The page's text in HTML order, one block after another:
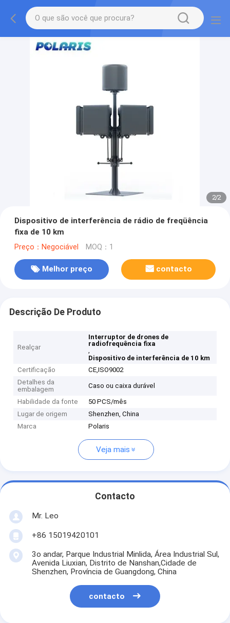
2/2
Dispositivo de interferência de rádio de freqüência
fixa de 10 km
Preço：Negociável MOQ：1
Melhor preço contacto
Descrição De Produto
Realçar
Interruptor de drones de
radiofrequência fixa
,
Dispositivo de interferência de 10 km
Certificação
CE,ISO9002
Detalhes da
embalagem
Caso ou caixa durável
Habilidade da fonte
50 PCS/mês
Lugar de origem
Shenzhen, China
Marca
Polaris
Veja mais
Contacto
Mr. Leo
+86 15019420101
3o andar, Parque Industrial Minlida, Área Industrial Sul,
Avenida Liuxian, Distrito de Nanshan,Cidade de
Shenzhen, Província de Guangdong, China
contacto